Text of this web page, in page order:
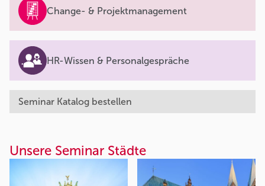
Change- & Projektmanagement
HR-Wissen & Personalgespräche
Seminar Katalog bestellen
Unsere Seminar Städte